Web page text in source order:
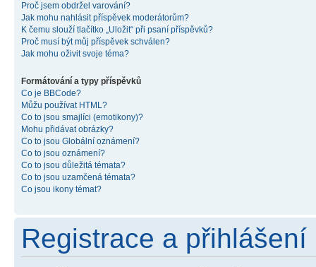
Proč jsem obdržel varování?
Jak mohu nahlásit příspěvek moderátorům?
K čemu slouží tlačítko „Uložit“ při psaní příspěvků?
Proč musí být můj příspěvek schválen?
Jak mohu oživit svoje téma?
Formátování a typy příspěvků
Co je BBCode?
Můžu používat HTML?
Co to jsou smajlíci (emotikony)?
Mohu přidávat obrázky?
Co to jsou Globální oznámení?
Co to jsou oznámení?
Co to jsou důležitá témata?
Co to jsou uzamčená témata?
Co jsou ikony témat?
Registrace a přihlášení